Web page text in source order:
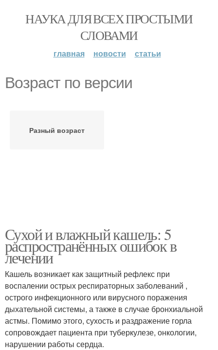
НАУКА ДЛЯ ВСЕХ ПРОСТЫМИ
СЛОВАМИ
главная новости статьи
Возраст по версии
Разный возраст
Сухой и влажный кашель: 5
распространённых ошибок в
лечении
Кашель возникает как защитный рефлекс при
воспалении острых респираторных заболеваний ,
острого инфекционного или вирусного поражения
дыхательной системы, а также в случае бронхиальной
астмы. Помимо этого, сухость и раздражение горла
сопровождает пациента при туберкулезе, онкологии,
нарушении работы сердца.